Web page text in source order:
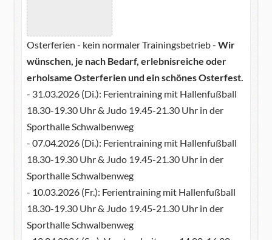
Osterferien - kein normaler Trainingsbetrieb - Wir
wünschen, je nach Bedarf, erlebnisreiche oder
erholsame Osterferien und ein schönes Osterfest.
- 31.03.2026 (Di.): Ferientraining mit Hallenfußball
18.30-19.30 Uhr & Judo 19.45-21.30 Uhr in der
Sporthalle Schwalbenweg
- 07.04.2026 (Di.): Ferientraining mit Hallenfußball
18.30-19.30 Uhr & Judo 19.45-21.30 Uhr in der
Sporthalle Schwalbenweg
- 10.03.2026 (Fr.): Ferientraining mit Hallenfußball
18.30-19.30 Uhr & Judo 19.45-21.30 Uhr in der
Sporthalle Schwalbenweg